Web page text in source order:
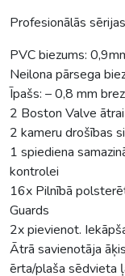
Profesionālās
PVC biezums:
Neilona pārsega
Īpašs: – 0,8 mm
2 Boston Valve
2 kameru drošības
1 spiediena
kontrolei
16x Pilnībā
Guards
2x pievienot.
Ātrā savienotāja āķis
ērta/plaša sēdvieta